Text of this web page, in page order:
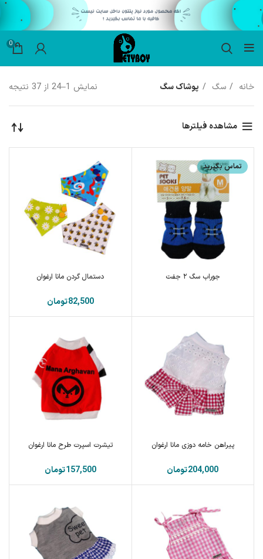
0
خانه سگ پوشاک سگ نمایش 1–24 از 37 نتیجه
مشاهده فیلترها
تماس بگیرید
جوراب سگ ۲ جفت دستمال گردن مانا ارغوان
تومان
پیراهن خامه دوزی مانا ارغوان
تومان
تیشرت اسپرت طرح مانا ارغوان
تومان